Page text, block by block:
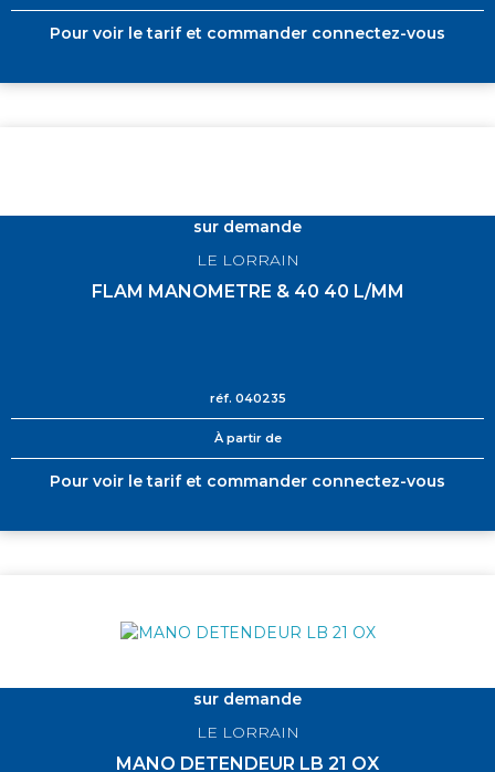
Pour voir le tarif et commander connectez-vous
sur demande
LE LORRAIN
FLAM MANOMETRE & 40 40 L/MM
réf. 040235
À partir de
Pour voir le tarif et commander connectez-vous
sur demande
LE LORRAIN
MANO DETENDEUR LB 21 OX